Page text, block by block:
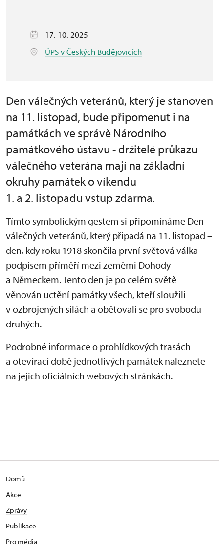
17. 10. 2025
ÚPS v Českých Budějovicích
Den válečných veteránů, který je stanoven
na 11. listopad, bude připomenut i na
památkách ve správě Národního
památkového ústavu - držitelé průkazu
válečného veterána mají na základní
okruhy památek o víkendu
1. a 2. listopadu vstup zdarma.
Tímto symbolickým gestem si připomínáme Den
válečných veteránů, který připadá na 11. listopad –
den, kdy roku 1918 skončila první světová válka
podpisem příměří mezi zeměmi Dohody
a Německem. Tento den je po celém světě
věnován uctění památky všech, kteří sloužili
v ozbrojených silách a obětovali se pro svobodu
druhých.
Podrobné informace o prohlídkových trasách
a otevírací době jednotlivých památek naleznete
na jejich oficiálních webových stránkách.
Domů
Akce
Zprávy
Publikace
Pro média